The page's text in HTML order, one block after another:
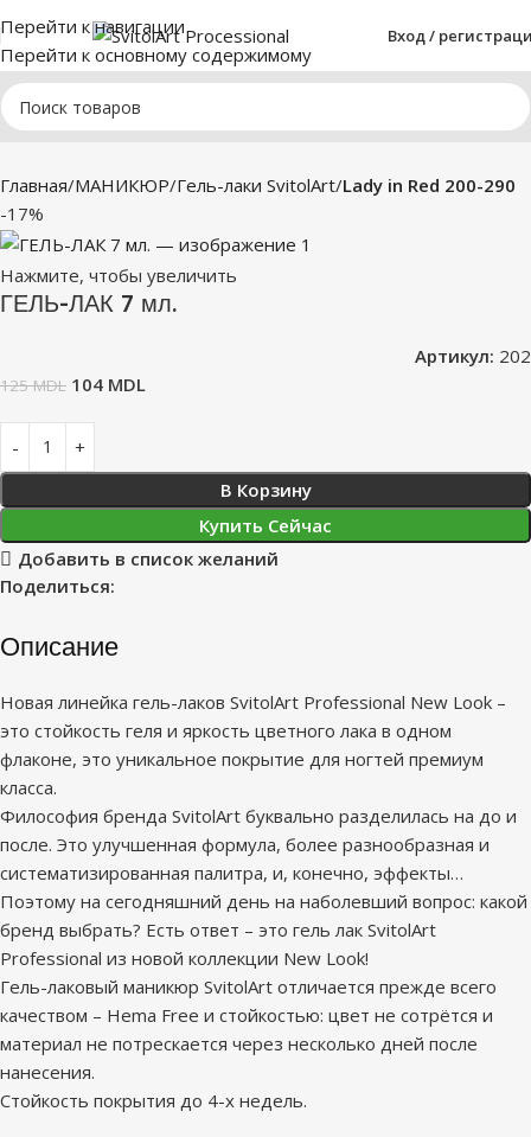
Перейти к навигации
Перейти к основному содержимому
Вход /
Главная МАНИКЮР Гель-лаки SvitolArt Lady in Red 200-290
-17%
Нажмите, чтобы увеличить
ГЕЛЬ-ЛАК 7 мл.
Артикул: 202
125MDL 104 MDL
В Корзину
Купить Сейчас
Добавить в список желаний
Поделиться:
Описание
Новая линейка гель-лаков SvitolArt Professional New Look –
это стойкость геля и яркость цветного лака в одном
флаконе, это уникальное покрытие для ногтей премиум
класса.
Философия бренда SvitolArt буквально разделилась на до и
после. Это улучшенная формула, более разнообразная и
систематизированная палитра, и, конечно, эффекты…
Поэтому на сегодняшний день на наболевший вопрос: какой
бренд выбрать? Есть ответ – это гель лак SvitolArt
Professional из новой коллекции New Look!
Гель-лаковый маникюр SvitolArt отличается прежде всего
качеством – Hema Free и стойкостью: цвет не сотрётся и
материал не потрескается через несколько дней после
нанесения.
Стойкость покрытия до 4-х недель.